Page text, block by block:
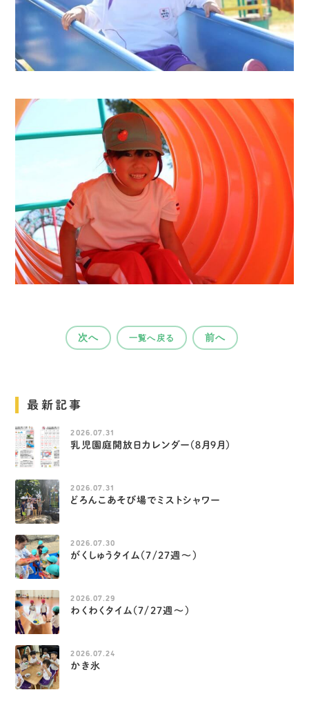
次へ 一覧へ戻る 前へ
最新記事
2026.07.31
乳児園庭開放日カレンダー（８月９月）
2026.07.31
どろんこあそび場でミストシャワー
2026.07.30
がくしゅうタイム（7/27週～）
2026.07.29
わくわくタイム（7/27週～）
2026.07.24
かき氷